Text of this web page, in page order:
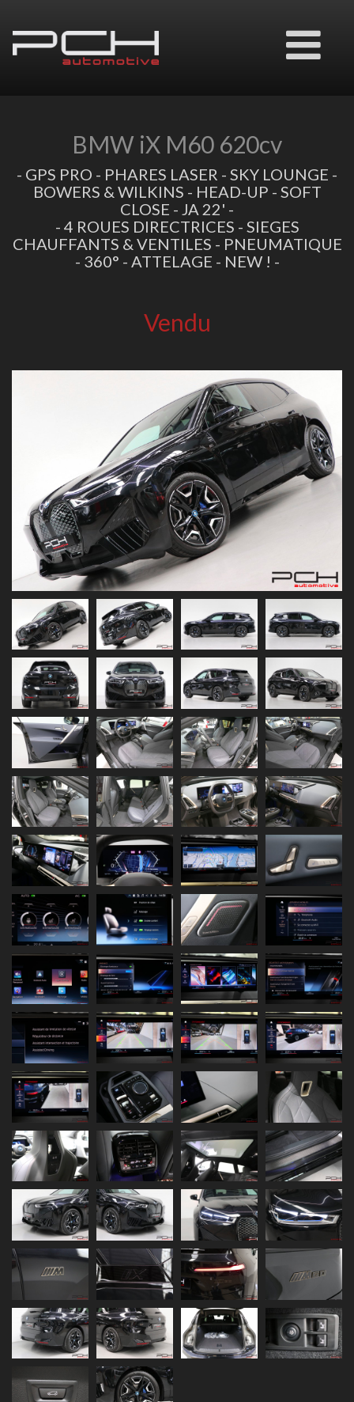
Ouvrir
le
BMW iX M60 620cv
- GPS PRO - PHARES LASER - SKY LOUNGE -
BOWERS & WILKINS - HEAD-UP - SOFT
CLOSE - JA 22' -
- 4 ROUES DIRECTRICES - SIEGES
CHAUFFANTS & VENTILES - PNEUMATIQUE
- 360° - ATTELAGE - NEW ! -
Vendu